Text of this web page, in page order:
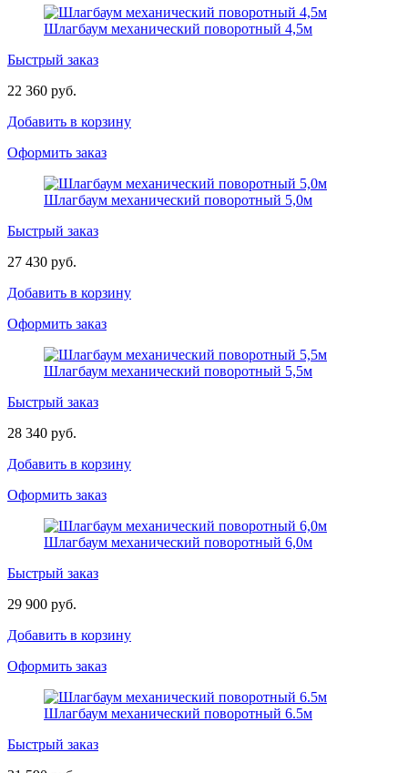
Шлагбаум механический поворотный 4,5м
Быстрый заказ
22 360 руб.
Добавить в корзину
Оформить заказ
Шлагбаум механический поворотный 5,0м
Быстрый заказ
27 430 руб.
Добавить в корзину
Оформить заказ
Шлагбаум механический поворотный 5,5м
Быстрый заказ
28 340 руб.
Добавить в корзину
Оформить заказ
Шлагбаум механический поворотный 6,0м
Быстрый заказ
29 900 руб.
Добавить в корзину
Оформить заказ
Шлагбаум механический поворотный 6.5м
Быстрый заказ